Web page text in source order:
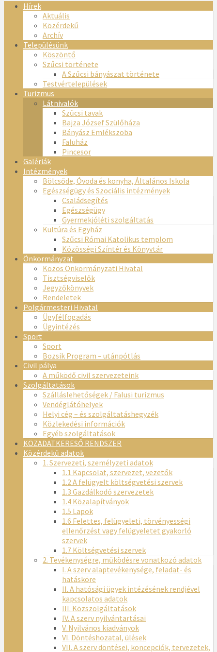
Hírek
Aktuális
Közérdekű
Archív
Településünk
Köszöntő
Szűcsi története
A Szűcsi bányászat története
Testvértelepülések
Turizmus
Látnivalók
Szűcsi tavak
Bajza József Szülőháza
Bányász Emlékszoba
Faluház
Pincesor
Galériák
Intézmények
Bölcsőde, Óvoda és konyha, Általános Iskola
Egészségügy és Szociális intézmények
Családsegítés
Egészségügy
Gyermekjóléti szolgáltatás
Kultúra és Egyház
Szűcsi Római Katolikus templom
Közösségi Színtér és Könyvtár
Önkormányzat
Közös Önkormányzati Hivatal
Tisztségviselők
Jegyzőkönyvek
Rendeletek
Polgármesteri Hivatal
Ügyfélfogadás
Ügyintézés
Sport
Sport
Bozsik Program – utánpótlás
Civil pálya
A működő civil szervezeteink
Szolgáltatások
Szálláslehetőségek / Falusi turizmus
Vendéglátóhelyek
Helyi cég – és szolgáltatáshegyzék
Közlekedési információk
Egyéb szolgáltatások
KÖZADATKERESŐ RENDSZER
Közérdekű adatok
1. Szervezeti, személyzeti adatok
1.1 Kapcsolat, szervezet, vezetők
1.2 A felügyelt költségvetési szervek
1.3 Gazdálkodó szervezetek
1.4 Közalapítványok
1.5 Lapok
1.6 Felettes, felügyeleti, törvényességi
ellenőrzést vagy felügyeletet gyakorló
szervek
1.7 Költségvetési szervek
2. Tevékenységre, működésre vonatkozó adatok
I. A szerv alaptevékenysége, feladat- és
hatásköre
II. A hatósági ügyek intézésének rendjével
kapcsolatos adatok
III. Közszolgáltatások
IV. A szerv nyilvántartásai
V. Nyilvános kiadványok
VI. Döntéshozatal, ülések
VII. A szerv döntései, koncepciók, tervezetek,